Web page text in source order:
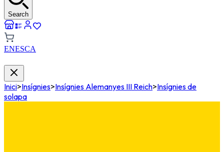
Search
ENESCA
Inici>Insígnies>Insígnies Alemanyes III Reich>Insígnies de
solapa